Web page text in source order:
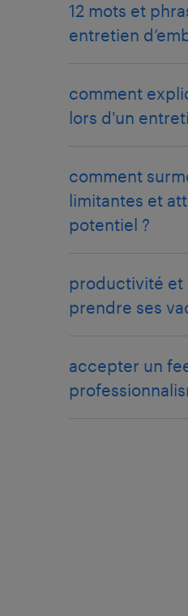
12 mots et
entretien
comment
lors d'un
comment
limitantes et
potentiel ?
productivité et
prendre ses
accepter un